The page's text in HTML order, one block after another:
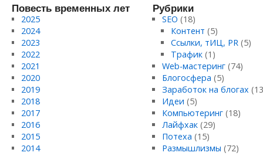
Повесть временных лет
2025
2024
2023
2022
2021
2020
2019
2018
2017
2016
2015
2014
Рубрики
SEO (18)
Контент (5)
Ссылки, тИЦ, PR (5)
Трафик (1)
Web-мастеринг(74)
Блогосфера (5)
Заработок на блогах
Идеи (5)
Компьютеринг(18)
Лайфхак(29)
Потеха (15)
Размышлизмы (72)